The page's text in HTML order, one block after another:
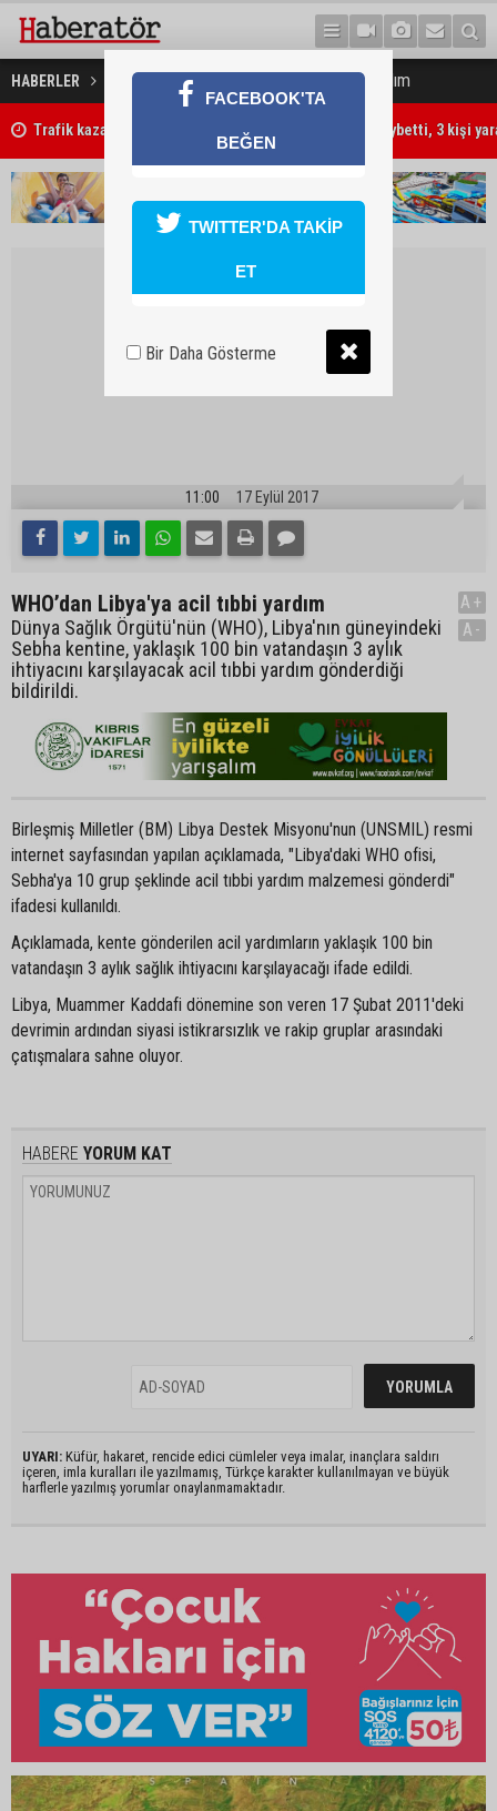
HABERLER DÜNYA WHO’dan Libya'ya acil tıbbi yardım
Trafik kazasında 85 yaşındaki Turan Obalı hayatını kaybetti, 3 kişi
11:00 17 Eylül 2017
WHO’dan Libya'ya acil tıbbi yardım
Dünya Sağlık Örgütü'nün (WHO), Libya'nın güneyindeki
Sebha kentine, yaklaşık 100 bin vatandaşın 3 aylık
ihtiyacını karşılayacak acil tıbbi yardım gönderdiği
bildirildi.
A+
A-
Birleşmiş Milletler (BM) Libya Destek Misyonu'nun (UNSMIL) resmi
internet sayfasından yapılan açıklamada, "Libya'daki WHO ofisi,
Sebha'ya 10 grup şeklinde acil tıbbi yardım malzemesi gönderdi"
ifadesi kullanıldı.
Açıklamada, kente gönderilen acil yardımların yaklaşık 100 bin
vatandaşın 3 aylık sağlık ihtiyacını karşılayacağı ifade edildi.
Libya, Muammer Kaddafi dönemine son veren 17 Şubat 2011'deki
devrimin ardından siyasi istikrarsızlık ve rakip gruplar arasındaki
çatışmalara sahne oluyor.
HABERE YORUM KAT
UYARI: Küfür, hakaret, rencide edici cümleler veya imalar, inançlara saldırı
içeren, imla kuralları ile yazılmamış, Türkçe karakter kullanılmayan ve büyük
harflerle yazılmış yorumlar onaylanmamaktadır.
FACEBOOK'TA
BEĞEN
TWITTER'DA TAKİP
ET
Bir Daha Gösterme